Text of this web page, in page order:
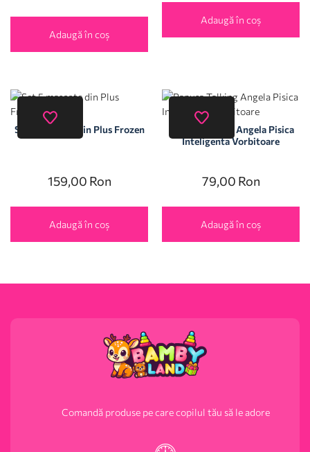
Adaugă în coș
Adaugă în coș
Set 5 mascote din Plus Frozen
159,00 Ron
Adaugă în coș
Papusa Talking Angela Pisica
Inteligenta Vorbitoare
79,00 Ron
Adaugă în coș
Comandă produse pe care copilul tău să le adore